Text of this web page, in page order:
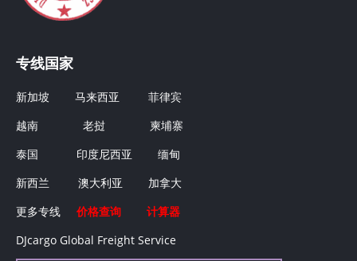
专线国家
新加坡 马来西亚
菲律宾
越南
老挝
柬埔寨
泰国
印度尼西亚
缅甸
新西兰
澳大利亚
加拿大
更多专线
价格查询
计算器
DJcargo Global Freight Service